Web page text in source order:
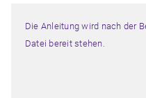
Die Anleitung wird nach der
Datei bereit stehen.